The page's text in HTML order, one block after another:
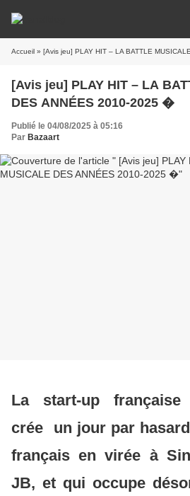
Accueil » [Avis jeu] PLAY HIT – LA BATTLE
[Avis jeu] PLAY HIT – LA
DES ANNÉES 2010-2025 �
Publié le 04/08/2025 à 05:16
Par Bazaart
La start-up française
crée un jour par
français en virée à
JB, et qui occupe